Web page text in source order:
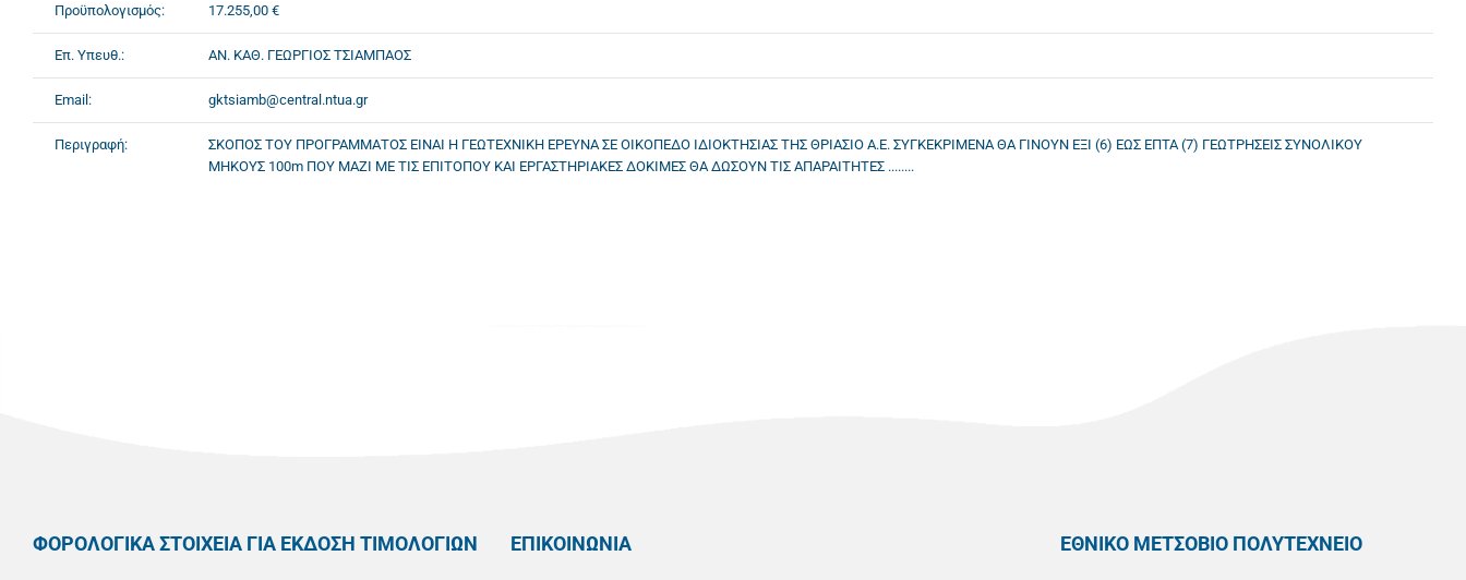
Προϋπολογισμός: 17.255,00 €
Επ. Υπευθ.: ΑΝ. ΚΑΘ. ΓΕΩΡΓΙΟΣ ΤΣΙΑΜΠΑΟΣ
Email: gktsiamb@central.ntua.gr
Περιγραφή:
ΣΚΟΠΟΣ ΤΟΥ ΠΡΟΓΡΑΜΜΑΤΟΣ ΕΙΝΑΙ Η ΓΕΩΤΕΧΝΙΚΗ ΕΡΕΥΝΑ ΣΕ ΟΙΚΟΠΕΔΟ ΙΔΙΟΚΤΗΣΙΑΣ ΤΗΣ ΘΡΙΑΣΙΟ Α.Ε. ΣΥΓΚΕΚΡΙΜΕΝΑ ΘΑ ΓΙΝΟΥΝ ΕΞΙ (6) ΕΩΣ ΕΠΤΑ (7) ΓΕΩΤΡΗΣΕΙΣ ΣΥΝΟΛΙΚΟΥ
ΜΗΚΟΥΣ 100m ΠΟΥ ΜΑΖΙ ΜΕ ΤΙΣ ΕΠΙΤΟΠΟΥ ΚΑΙ ΕΡΓΑΣΤΗΡΙΑΚΕΣ ΔΟΚΙΜΕΣ ΘΑ ΔΩΣΟΥΝ ΤΙΣ ΑΠΑΡΑΙΤΗΤΕΣ ........
ΦΟΡΟΛΟΓΙΚΑ ΣΤΟΙΧΕΙΑ ΓΙΑ ΕΚΔΟΣΗ ΤΙΜΟΛΟΓΙΩΝ ΕΠΙΚΟΙΝΩΝΙΑ ΕΘΝΙΚΟ ΜΕΤΣΟΒΙΟ ΠΟΛΥΤΕΧΝΕΙΟ